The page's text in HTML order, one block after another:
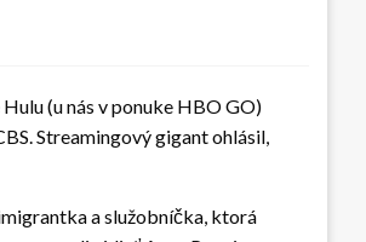
(u nás v ponuke HBO GO)
Streamingový gigant ohlásil,
a služobníčka, ktorá